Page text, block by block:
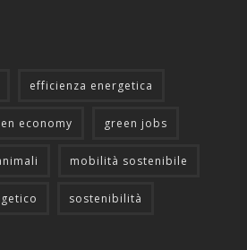
efficienza energetica
economy green jobs
mobilità sostenibile
sostenibilità